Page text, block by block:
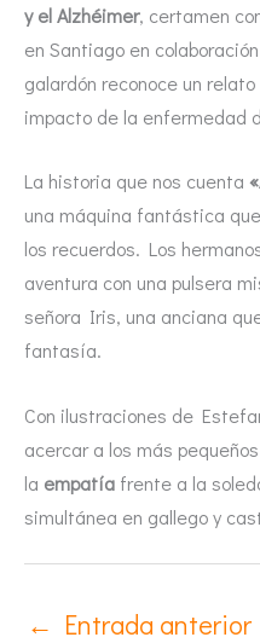
y el Alzhéimer, certamen
en Santiago en
galardón reconoce un
impacto de la enfermedad
La historia que nos cuenta
una máquina fantástica
los recuerdos. Los
aventura con una pulsera
señora Iris, una anciana
fantasía.
Con ilustraciones de
acercar a los más
la empatía frente a la
simultánea en gallego y
← Entrada anterior